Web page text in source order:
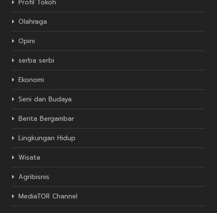
Profil Tokoh
Olahraga
Opini
serba serbi
Ekonomi
Seni dan Budaya
Berita Bergambar
Lingkungan Hidup
Wisata
Agribisnis
MediaTOR Channel